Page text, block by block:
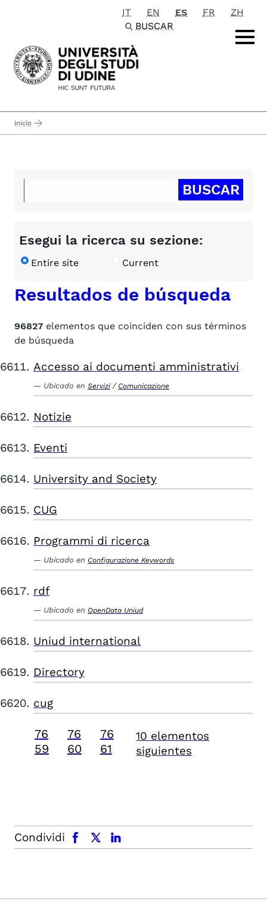
Passa al contenuto principale
IT EN ES FR
ZH
BUSCAR
inicio
Esegui la ricerca su sezione:
Entire site Current
Resultados de búsqueda
96827 elementos que coinciden con sus términos
de búsqueda
Accesso ai documenti amministrativi
Ubicado en Servizi / Comunicazione
Notizie
Eventi
University and Society
CUG
Programmi di ricerca
Ubicado en Configurazione Keywords
rdf
Ubicado en OpenData Uniud
Uniud international
Directory
cug
76
59
76
60
76
61
10 elementos
siguientes
Condividi
facebook x.com linkedin